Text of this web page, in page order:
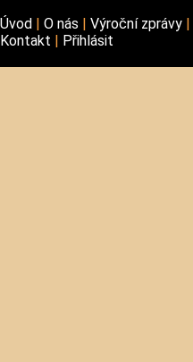
Úvod O nás Výroční zprávy
Kontakt
Přihlásit